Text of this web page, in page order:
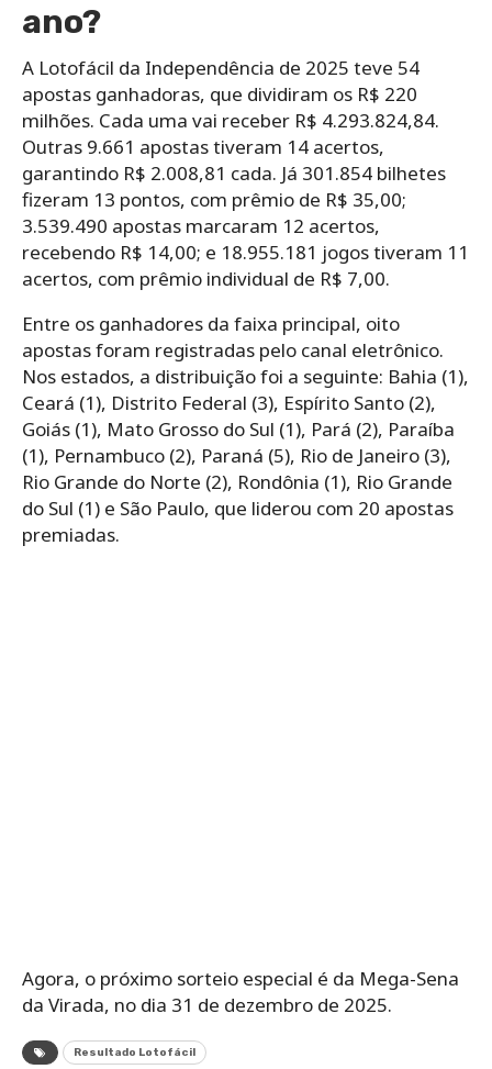
ano?
A Lotofácil da Independência de 2025 teve 54
apostas ganhadoras, que dividiram os R$ 220
milhões. Cada uma vai receber R$ 4.293.824,84.
Outras 9.661 apostas tiveram 14 acertos,
garantindo R$ 2.008,81 cada. Já 301.854 bilhetes
fizeram 13 pontos, com prêmio de R$ 35,00;
3.539.490 apostas marcaram 12 acertos,
recebendo R$ 14,00; e 18.955.181 jogos tiveram 11
acertos, com prêmio individual de R$ 7,00.
Entre os ganhadores da faixa principal, oito
apostas foram registradas pelo canal eletrônico.
Nos estados, a distribuição foi a seguinte: Bahia (1),
Ceará (1), Distrito Federal (3), Espírito Santo (2),
Goiás (1), Mato Grosso do Sul (1), Pará (2), Paraíba
(1), Pernambuco (2), Paraná (5), Rio de Janeiro (3),
Rio Grande do Norte (2), Rondônia (1), Rio Grande
do Sul (1) e São Paulo, que liderou com 20 apostas
premiadas.
Agora, o próximo sorteio especial é da Mega-Sena
da Virada, no dia 31 de dezembro de 2025.
Resultado Lotofácil